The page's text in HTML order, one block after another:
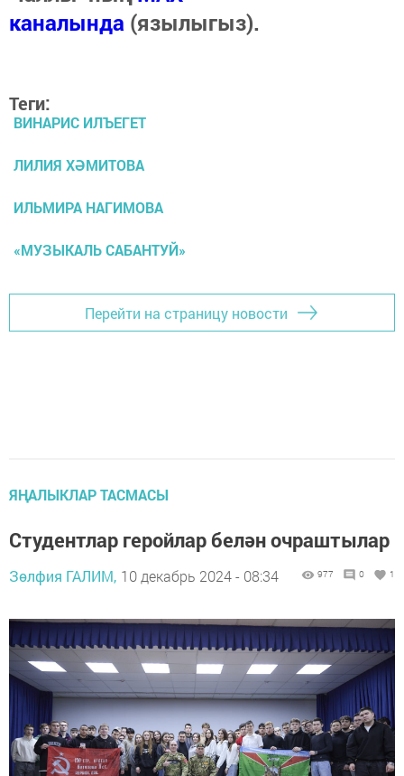
каналында (язылыгыз).
Теги:
ВИНАРИС ИЛЪЕГЕТ
ЛИЛИЯ ХӘМИТОВА
ИЛЬМИРА НАГИМОВА
«МУЗЫКАЛЬ САБАНТУЙ»
Перейти на страницу новости
ЯҢАЛЫКЛАР ТАСМАСЫ
Студентлар геройлар белән очраштылар
Зөлфия ГАЛИМ, 10 декабрь 2024 - 08:34 977 0 1